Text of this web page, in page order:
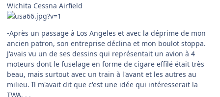
Wichita Cessna Airfield
-Après un passage à Los Angeles et avec la déprime de mon
ancien patron, son entreprise déclina et mon boulot stoppa.
J'avais vu un de ses dessins qui représentait un avion à 4
moteurs dont le fuselage en forme de cigare effilé était très
beau, mais surtout avec un train à l'avant et les autres au
milieu. Il m'avait dit que c'est une idée qui intéresserait la
TWA. . .